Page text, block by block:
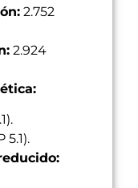
2.752
2.924
5.1).